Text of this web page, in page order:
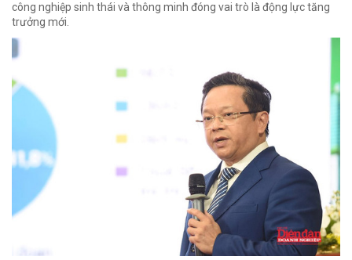
công nghiệp sinh thái và thông minh đóng vai trò là động lực tăng
trưởng mới.